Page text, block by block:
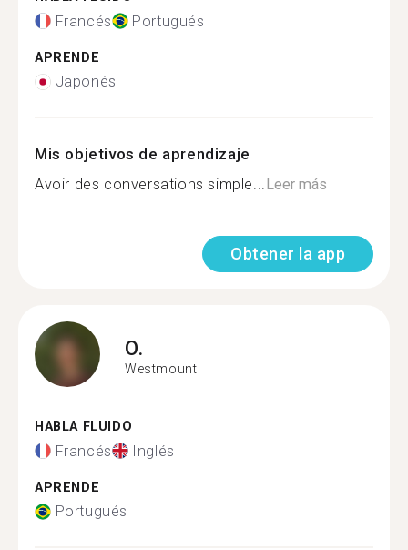
Francés Portugués
APRENDE
Japonés
Mis objetivos de aprendizaje
Avoir des conversations simple...Leer más
Obtener la app
O.
Westmount
HABLA FLUIDO
Francés Inglés
APRENDE
Portugués